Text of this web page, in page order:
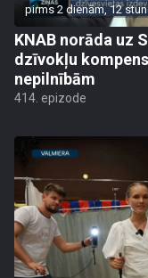
pirms 2 dienām, 12
KNAB norāda uz
dzīvokļu
nepilnībām
414. epizode